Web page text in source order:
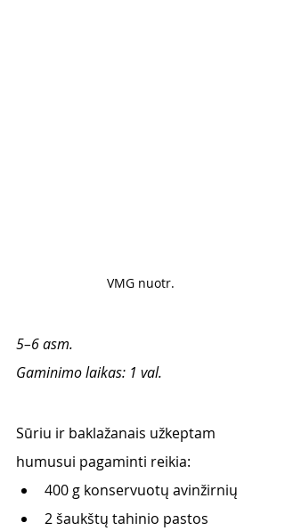
VMG nuotr.
5–6 asm.
Gaminimo laikas: 1 val.
Sūriu ir baklažanais užkeptam
humusui pagaminti reikia:
400 g konservuotų avinžirnių
2 šaukštų tahinio pastos